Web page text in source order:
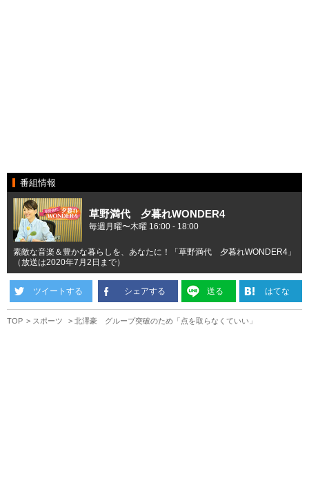
番組情報
草野満代 夕暮れWONDER4
毎週月曜〜木曜 16:00 - 18:00
素敵な音楽＆豊かな暮らしを、あなたに！「草野満代 夕暮れWONDER4」
（放送は2020年7月2日まで）
ツイートする シェアする 送る はてな
TOP スポーツ 北澤豪 グループ突破のため「点を取らなくていい」